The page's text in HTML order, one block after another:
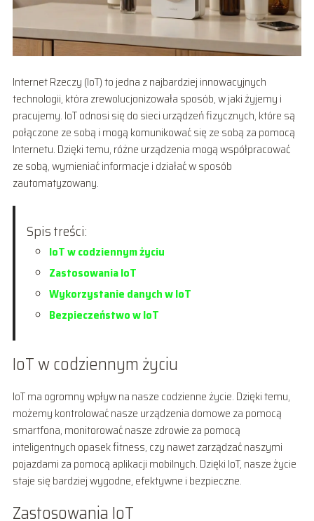
Internet Rzeczy (IoT) to jedna z najbardziej innowacyjnych
technologii, która zrewolucjonizowała sposób, w jaki żyjemy i
pracujemy. IoT odnosi się do sieci urządzeń fizycznych, które są
połączone ze sobą i mogą komunikować się ze sobą za pomocą
Internetu. Dzięki temu, różne urządzenia mogą współpracować
ze sobą, wymieniać informacje i działać w sposób
zautomatyzowany.
Spis treści:
IoT w codziennym życiu
Zastosowania IoT
Wykorzystanie danych w IoT
Bezpieczeństwo w IoT
IoT w codziennym życiu
IoT ma ogromny wpływ na nasze codzienne życie. Dzięki temu,
możemy kontrolować nasze urządzenia domowe za pomocą
smartfona, monitorować nasze zdrowie za pomocą
inteligentnych opasek fitness, czy nawet zarządzać naszymi
pojazdami za pomocą aplikacji mobilnych. Dzięki IoT, nasze życie
staje się bardziej wygodne, efektywne i bezpieczne.
Zastosowania IoT